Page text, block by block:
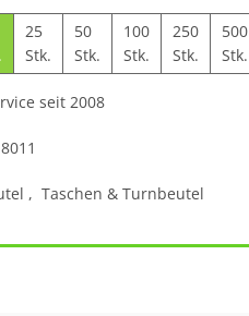
25
Stk.
50
Stk.
100
Stk.
250
Stk.
500
Stk.
seit 2008
, Taschen & Turnbeutel